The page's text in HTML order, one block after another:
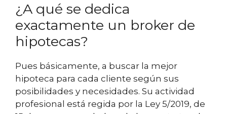
¿A qué se dedica
exactamente un broker de
hipotecas?
Pues básicamente, a buscar la mejor
hipoteca para cada cliente según sus
posibilidades y necesidades. Su actividad
profesional está regida por la Ley 5/2019, de